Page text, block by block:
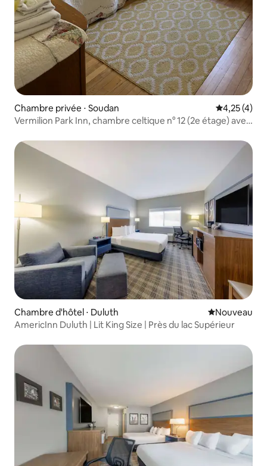
Chambre privée ⋅ Soudan Évaluation
4,25 (4)
Vermilion Park Inn, chambre celtique n° 12 (2e étage) avec
Chambre d'hôtel ⋅ Duluth Nouvel
Nouveau
AmericInn Duluth | Lit King Size | Près du lac Supérieur